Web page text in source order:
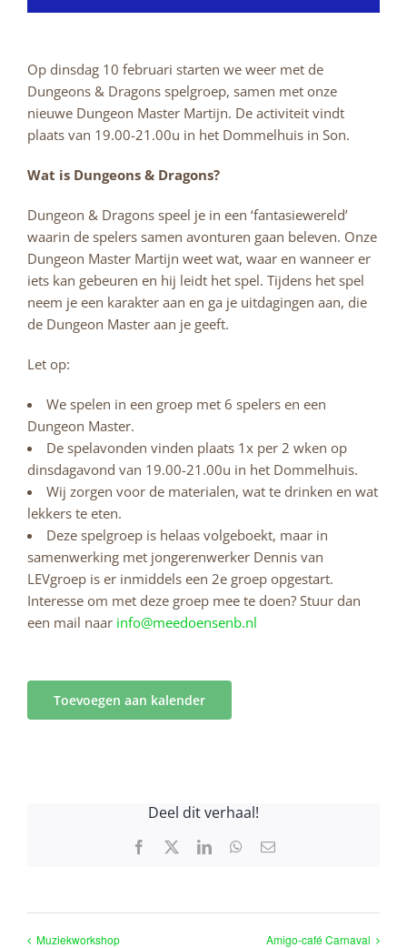
Op dinsdag 10 februari starten we weer met de
Dungeons & Dragons spelgroep, samen met onze
nieuwe Dungeon Master Martijn. De activiteit vindt
plaats van 19.00-21.00u in het Dommelhuis in Son.
Wat is Dungeons & Dragons?
Dungeon & Dragons speel je in een ‘fantasiewereld’
waarin de spelers samen avonturen gaan beleven. Onze
Dungeon Master Martijn weet wat, waar en wanneer er
iets kan gebeuren en hij leidt het spel. Tijdens het spel
neem je een karakter aan en ga je uitdagingen aan, die
de Dungeon Master aan je geeft.
Let op:
We spelen in een groep met 6 spelers en een
Dungeon Master.
De spelavonden vinden plaats 1x per 2 wken op
dinsdagavond van 19.00-21.00u in het Dommelhuis.
Wij zorgen voor de materialen, wat te drinken en wat
lekkers te eten.
Deze spelgroep is helaas volgeboekt, maar in
samenwerking met jongerenwerker Dennis van
LEVgroep is er inmiddels een 2e groep opgestart.
Interesse om met deze groep mee te doen? Stuur dan
een mail naar info@meedoensenb.nl
Toevoegen aan kalender
Deel dit verhaal!
Facebook LinkedInWhatsApp
E-
Muziekworkshop Amigo-café Carnaval